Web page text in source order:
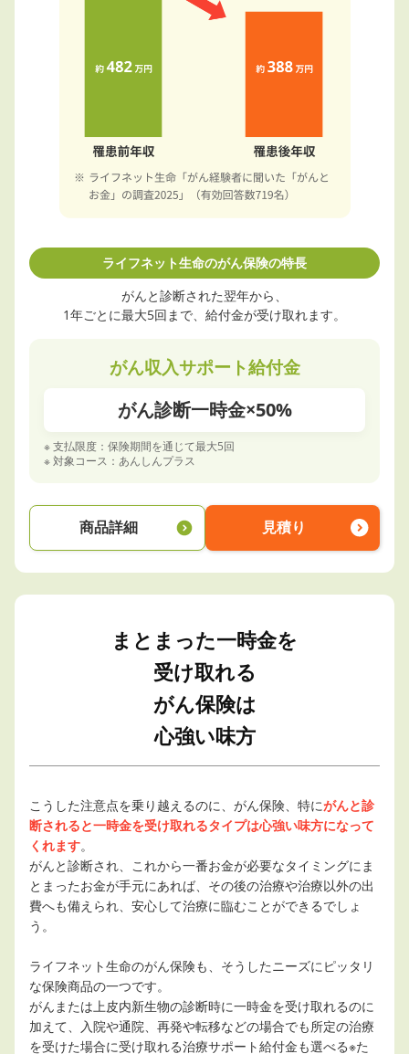
ライフネット生命のがん保険の特長
がんと診断された翌年から、
1年ごとに最大5回まで、給付金が受け取れます。
がん収入サポート給付金
がん診断一時金×50%
※ 支払限度：保険期間を通じて最大5回
※ 対象コース：あんしんプラス
商品詳細 見積り
まとまった一時金を
受け取れる
がん保険は
心強い味方
こうした注意点を乗り越えるのに、がん保険、特にがんと診
断されると一時金を受け取れるタイプは心強い味方になって
くれます。
がんと診断され、これから一番お金が必要なタイミングにま
とまったお金が手元にあれば、その後の治療や治療以外の出
費へも備えられ、安心して治療に臨むことができるでしょ
う。
ライフネット生命のがん保険も、そうしたニーズにピッタリ
な保険商品の一つです。
がんまたは上皮内新生物の診断時に一時金を受け取れるのに
加えて、入院や通院、再発や転移などの場合でも所定の治療
を受けた場合に受け取れる治療サポート給付金も選べる※た